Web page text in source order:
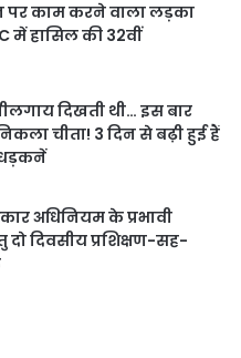
पर काम करने वाला लड़का
में हासिल की 32वीं
दिखती थी… इस बार
चीता! 3 दिन से बढ़ी हुई हैं
धड़कनें
अधिनियम के प्रभावी
दो दिवसीय प्रशिक्षण-सह-